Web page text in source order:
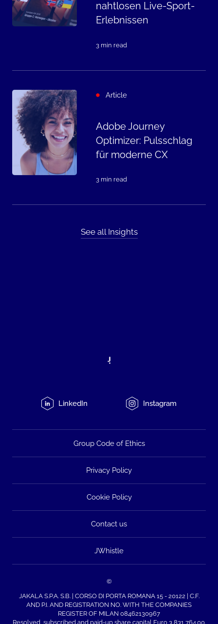
nahtlosen Live-Sport-
Erlebnissen
3 min read
Article
Adobe Journey
Optimizer: Pulsschlag
für moderne CX
3 min read
See all Insights
LinkedIn Instagram
Group Code of Ethics
Privacy Policy
Cookie Policy
Contact us
JWhistle
©
JAKALA S.P.A. S.B. | CORSO DI PORTA ROMANA 15 - 20122 | C.F.
AND P.I. AND REGISTRATION NO. WITH THE COMPANIES
REGISTER OF MILAN 08462130967
Resolved, subscribed and paid-up share capital Euro 3,831,764.00.